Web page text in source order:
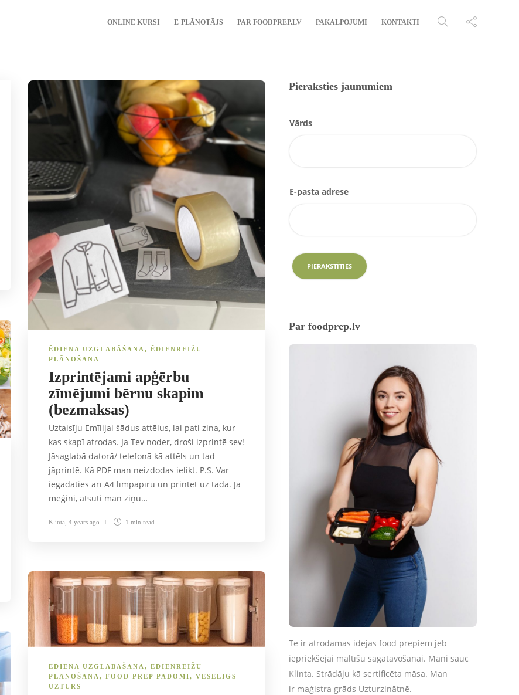
ONLINE KURSI E-PLĀNOTĀJS PAR FOODPREP.LV PAKALPOJUMI KONTAKTI
ĒDIENA UZGLABĀŠANA , ĒDIENREIŽU
PLĀNOŠANA
Izprintējami apģērbu
zīmējumi bērnu skapim
(bezmaksas)
Uztaisīju Emīlijai šādus attēlus, lai pati zina, kur
kas skapī atrodas. Ja Tev noder, droši izprintē sev!
Jāsaglabā datorā/ telefonā kā attēls un tad
jāprintē. Kā PDF man neizdodas ielikt. P.S. Var
iegādāties arī A4 līmpapīru un printēt uz tāda. Ja
mēģini, atsūti man ziņu…
Klinta 4 years ago 1 min read
ĒDIENA UZGLABĀŠANA , ĒDIENREIŽU
PLĀNOŠANA , FOOD PREP PADOMI, VESELĪGS
UZTURS
Pieraksties jaunumiem
Vārds
E-pasta adrese
Par foodprep.lv
Te ir atrodamas idejas food prepiem jeb
iepriekšējai maltīšu sagatavošanai. Mani sauc
Klinta. Strādāju kā sertificēta māsa. Man
ir maģistra grāds Uzturzinātnē.